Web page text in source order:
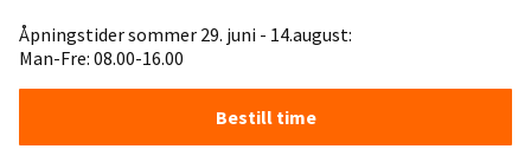
Åpningstider sommer 29. juni - 14.august:
Man-Fre: 08.00-16.00
Bestill time